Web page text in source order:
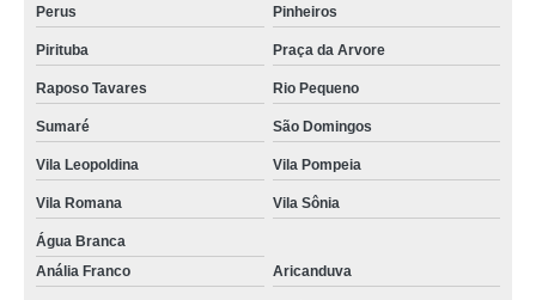
charutos de chocolate belga Jacareí
valor de charuto de chocolate lembrança de maternidade Mandaqui
charutos de chocolate personalizado Campo Belo
charuto de chocolate para nascimento preços Parada Inglesa
Perus Pinheiros
Pirituba Praça da Arvore
Raposo Tavares Rio Pequeno
Sumaré São Domingos
Vila Leopoldina Vila Pompeia
Vila Romana Vila Sônia
Água Branca
Anália Franco
Aricanduva